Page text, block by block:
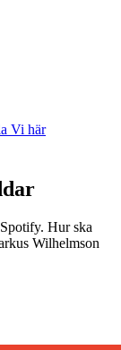
Vi här
Hur ska
Wilhelmson